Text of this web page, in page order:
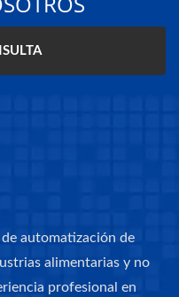
automatización de
alimentarias y no
profesional en